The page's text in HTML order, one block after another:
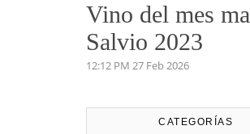
Vino del mes
Salvio 2023
12:12 PM 27 Feb 2026
CATEGORÍAS